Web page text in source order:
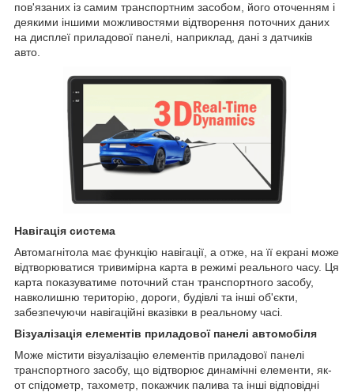
пов'язаних із самим транспортним засобом, його оточенням і
деякими іншими можливостями відтворення поточних даних
на дисплеї приладової панелі, наприклад, дані з датчиків
авто.
Навігація система
Автомагнітола має функцію навігації, а отже, на її екрані може
відтворюватися тривимірна карта в режимі реального часу. Ця
карта показуватиме поточний стан транспортного засобу,
навколишню територію, дороги, будівлі та інші об'єкти,
забезпечуючи навігаційні вказівки в реальному часі.
Візуалізація елементів приладової панелі автомобіля
Може містити візуалізацію елементів приладової панелі
транспортного засобу, що відтворює динамічні елементи, як-
от спідометр, тахометр, покажчик палива та інші відповідні